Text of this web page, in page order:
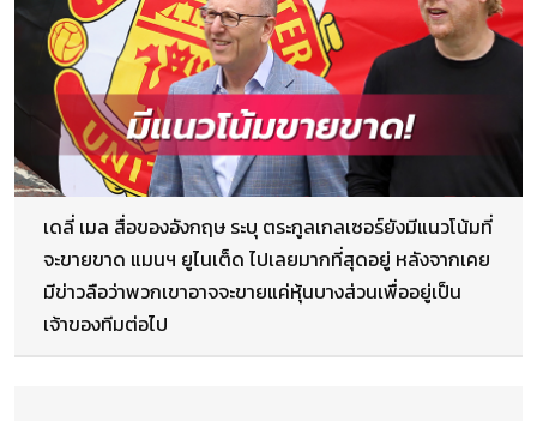
เดลี่ เมล สื่อของอังกฤษ ระบุ ตระกูลเกลเซอร์ยังมีแนวโน้มที่
จะขายขาด แมนฯ ยูไนเต็ด ไปเลยมากที่สุดอยู่ หลังจากเคย
มีข่าวลือว่าพวกเขาอาจจะขายแค่หุ้นบางส่วนเพื่ออยู่เป็น
เจ้าของทีมต่อไป